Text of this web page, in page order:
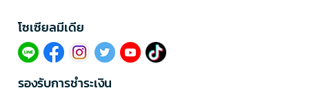
โซเซียลมีเดีย​
รองรับการชำระเงิน